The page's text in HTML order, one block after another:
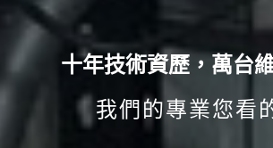
十年技術資歷，萬台
我們的專業您看